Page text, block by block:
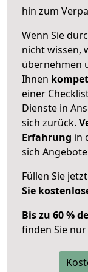
hin zum
Wenn Sie
nicht wissen,
übernehmen
Ihnen
einer
Dienste in
sich zurück.
Erfahrung in
sich
Füllen Sie
Sie
Bis zu 60 %
finden Sie